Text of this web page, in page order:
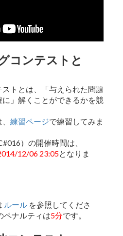
コンテストと
トとは、「与えられた問題
」解くことができるかを競
練習ページで練習してみま
）の開催時間は、
12/06 23:05となりま
ルール を参照してくださ
ペナルティは5分です。